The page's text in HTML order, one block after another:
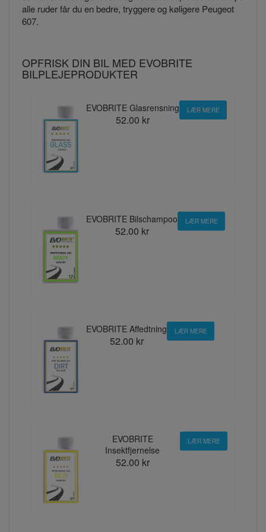
alle ruder får du en bedre, tryggere og køligere Peugeot
607.
OPFRISK DIN BIL MED EVOBRITE
BILPLEJEPRODUKTER
EVOBRITE Glasrensning
52.00 kr
LÆR MERE
EVOBRITE Bilschampoo
52.00 kr
LÆR MERE
EVOBRITE Affedtning
52.00 kr
LÆR MERE
EVOBRITE
Insektfjernelse
52.00 kr
LÆR MERE